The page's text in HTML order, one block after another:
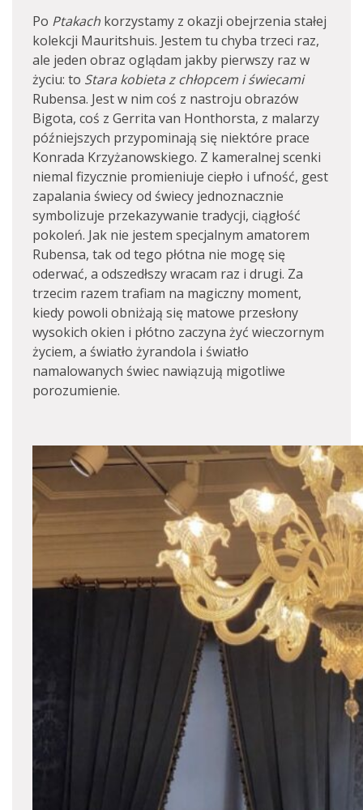
Po Ptakach korzystamy z okazji obejrzenia stałej
kolekcji Mauritshuis. Jestem tu chyba trzeci raz,
ale jeden obraz oglądam jakby pierwszy raz w
życiu: to Stara kobieta z chłopcem i świecami
Rubensa. Jest w nim coś z nastroju obrazów
Bigota, coś z Gerrita van Honthorsta, z malarzy
późniejszych przypominają się niektóre prace
Konrada Krzyżanowskiego. Z kameralnej scenki
niemal fizycznie promieniuje ciepło i ufność, gest
zapalania świecy od świecy jednoznacznie
symbolizuje przekazywanie tradycji, ciągłość
pokoleń. Jak nie jestem specjalnym amatorem
Rubensa, tak od tego płótna nie mogę się
oderwać, a odszedłszy wracam raz i drugi. Za
trzecim razem trafiam na magiczny moment,
kiedy powoli obniżają się matowe przesłony
wysokich okien i płótno zaczyna żyć wieczornym
życiem, a światło żyrandola i światło
namalowanych świec nawiązują migotliwe
porozumienie.